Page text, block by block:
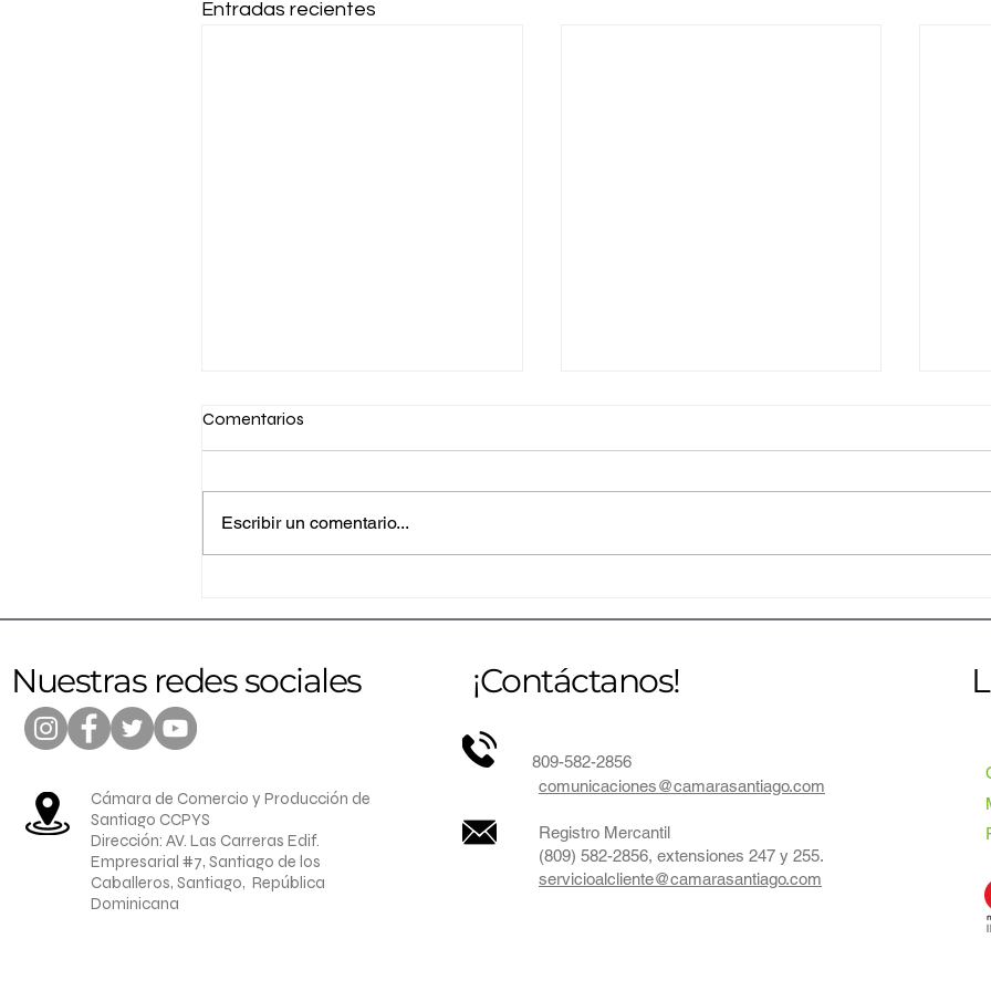
Entradas recientes
RAEE a Santiago junto a
empresariales
etapa para la avicultura
internacionales del sector
Comentarios
Escribir un comentario...
Nuestras redes sociales
Cámara de Comercio y Producción de
Santiago CCPYS
Dirección: AV. Las Carreras Edif.
Empresarial #7, Santiago de los
Caballeros, Santiago, República
Dominicana
¡Contáctanos!
809-582-2856
comunicaciones@camarasantiago.com
Registro Mercantil
(809) 582-2856, extensiones 247 y 255.
servicioalcliente@camarasantiago.com